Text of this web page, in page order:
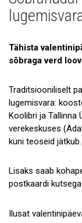
Galerii
Koostöö
Tule
Andmekaitse
Tähista
sõbraga verd
Traditsiooniliselt
lugemisvara:
Koolibri ja Tallinna
verekeskuses
kuni teoseid jätkub.
Lisaks saab
postkaardi
Ilusat